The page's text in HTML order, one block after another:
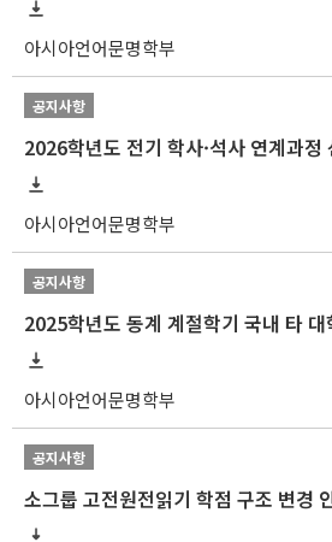
아시아언어문명학부
공지사항
2026학년도 전기 학사·석사 연계과
아시아언어문명학부
공지사항
아시아언어문명학부
공지사항
소그룹 고전원전읽기 학점 구조 변경